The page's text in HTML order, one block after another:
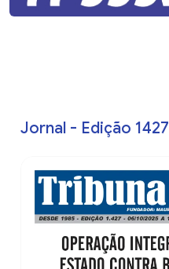
Jornal - Edição 1427